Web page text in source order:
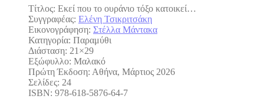
Τίτλος: Εκεί που το ουράνιο τόξο κατοικεί…
Συγγραφέας: Ελένη Τσικριτσάκη
Εικονογράφηση: Στέλλα Μάντακα
Κατηγορία: Παραμύθι
Διάσταση: 21×29
Εξώφυλλο: Μαλακό
Πρώτη Έκδοση: Αθήνα, Μάρτιος 2026
Σελίδες: 24
ISBN: 978-618-5876-64-7